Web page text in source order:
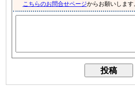
こちらのお問合せページからお願いします